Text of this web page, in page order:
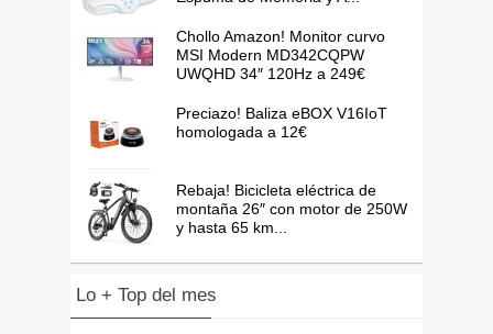
Chollo Amazon! Monitor curvo
MSI Modern MD342CQPW
UWQHD 34″ 120Hz a 249€
Preciazo! Baliza eBOX V16IoT
homologada a 12€
Rebaja! Bicicleta eléctrica de
montaña 26″ con motor de 250W
y hasta 65 km...
Lo + Top del mes